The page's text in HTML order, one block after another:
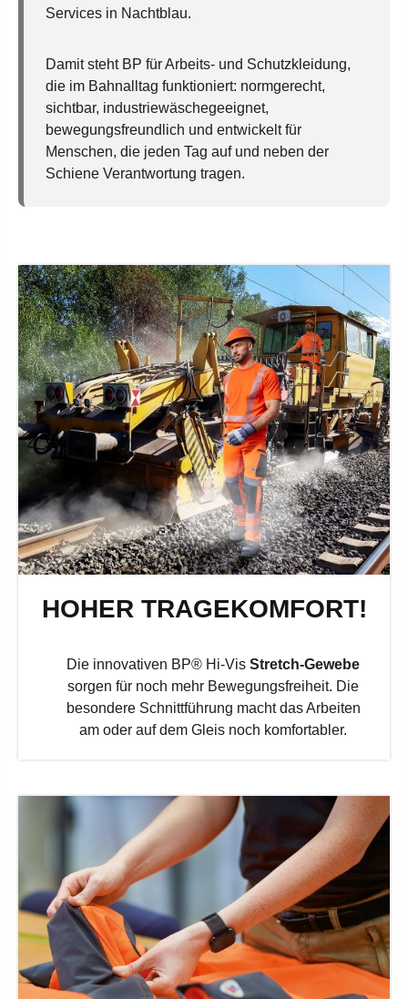
Services in Nachtblau.
Damit steht BP für Arbeits- und Schutzkleidung,
die im Bahnalltag funktioniert: normgerecht,
sichtbar, industriewäschegeeignet,
bewegungsfreundlich und entwickelt für
Menschen, die jeden Tag auf und neben der
Schiene Verantwortung tragen.
HOHER TRAGEKOMFORT!
Die innovativen BP® Hi-Vis Stretch-Gewebe
sorgen für noch mehr Bewegungsfreiheit. Die
besondere Schnittführung macht das Arbeiten
am oder auf dem Gleis noch komfortabler.